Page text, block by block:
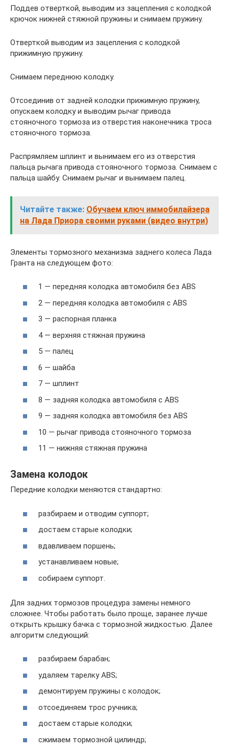
Поддев отверткой, выводим из зацепления с колодкой
крючок нижней стяжной пружины и снимаем пружину.
Отверткой выводим из зацепления с колодкой
прижимную пружину.
Снимаем переднюю колодку.
Отсоединив от задней колодки прижимную пружину,
опускаем колодку и выводим рычаг привода
стояночного тормоза из отверстия наконечника троса
стояночного тормоза.
Распрямляем шплинт и вынимаем его из отверстия
пальца рычага привода стояночного тормоза. Снимаем с
пальца шайбу. Снимаем рычаг и вынимаем палец.
Читайте также: Обучаем ключ иммобилайзера
на Лада Приора своими руками (видео внутри)
Элементы тормозного механизма заднего колеса Лада
Гранта на следующем фото:
1 — передняя колодка автомобиля без ABS
2 — передняя колодка автомобиля с ABS
3 — распорная планка
4 — верхняя стяжная пружина
5 — палец
6 — шайба
7 — шплинт
8 — задняя колодка автомобиля с ABS
9 — задняя колодка автомобиля без ABS
10 — рычаг привода стояночного тормоза
11 — нижняя стяжная пружина
Замена колодок
Передние колодки меняются стандартно:
разбираем и отводим суппорт;
достаем старые колодки;
вдавливаем поршень;
устанавливаем новые;
собираем суппорт.
Для задних тормозов процедура замены немного
сложнее. Чтобы работать было проще, заранее лучше
открыть крышку бачка с тормозной жидкостью. Далее
алгоритм следующий:
разбираем барабан;
удаляем тарелку ABS;
демонтируем пружины с колодок;
отсоединяем трос ручника;
достаем старые колодки;
сжимаем тормозной цилиндр;